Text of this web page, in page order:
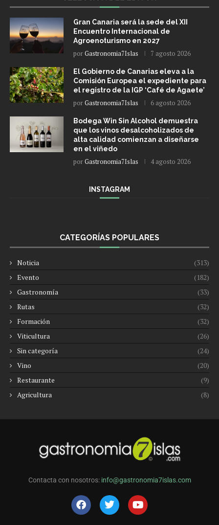
Gran Canaria será la sede del XII
Encuentro Internacional de
Agroenoturismo en 2027
porGastronomia7Islas 7 agosto 2026
El Gobierno de Canarias eleva a la
Comisión Europea el expediente para
el registro de la IGP ‘Café de Agaete’
porGastronomia7Islas 6 agosto 2026
Bodega Win Sin Alcohol demuestra
que los vinos desalcoholizados de
alta calidad comienzan a diseñarse
en el viñedo
porGastronomia7Islas 4 agosto 2026
INSTAGRAM
CATEGORÍAS POPULARES
Noticia
(313)
Evento
(182)
Gastronomía
(33)
Rutas
(32)
Formación
(32)
Viticultura
(26)
Sin categoría
(24)
Vino
(20)
Restaurante
(9)
Agricultura
(8)
Contacta con nosotros: info@gastronomia7islas.com